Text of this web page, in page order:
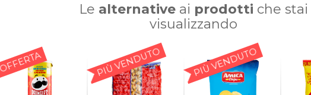
Le alternativeai prodotti che stai
visualizzando
PIÙ VENDUTO PIÙ VENDUTO